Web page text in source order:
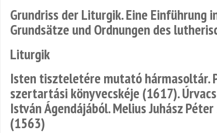
Grundriss der Liturgik. Eine Einführung
Grundsätze und Ordnungen des
Liturgik
Isten tiszteletére mutató hármasoltár.
szertartási könyvecskéje (1617).
István Ágendájából. Melius Juhász
(1563)